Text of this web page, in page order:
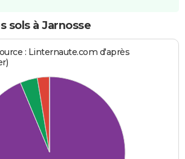
sols à Jarnosse
: Linternaute.com d'après